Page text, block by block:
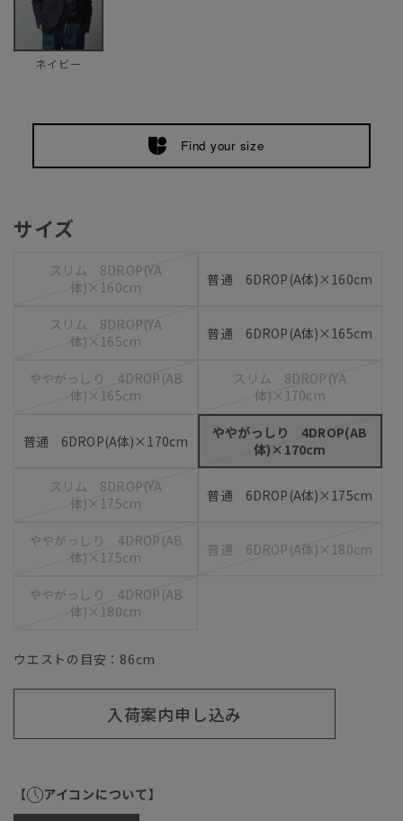
ネイビー
Find your size
サイズ
スリム 8DROP(YA
体)×160cm
普通 6DROP(A体)×160cm
スリム 8DROP(YA
体)×165cm
普通 6DROP(A体)×165cm
ややがっしり 4DROP(AB
体)×165cm
スリム 8DROP(YA
体)×170cm
普通 6DROP(A体)×170cm
ややがっしり 4DROP(AB
体)×170cm
スリム 8DROP(YA
体)×175cm
普通 6DROP(A体)×175cm
ややがっしり 4DROP(AB
体)×175cm
普通 6DROP(A体)×180cm
ややがっしり 4DROP(AB
体)×180cm
ウエストの目安： 86cm
入荷案内申し込み
【 アイコンについて】